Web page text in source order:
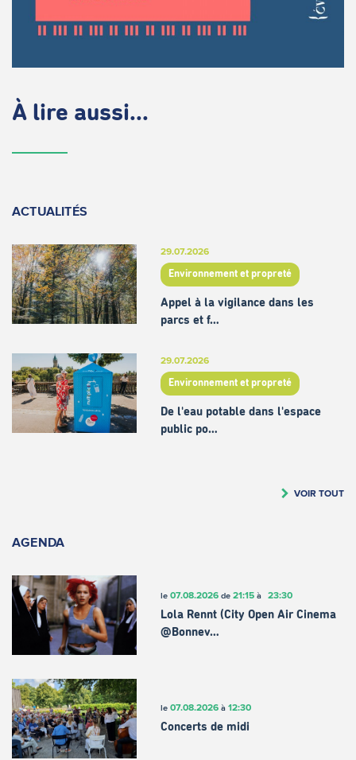
À lire aussi...
ACTUALITÉS
29.07.2026
Environnement et propreté
Appel à la vigilance dans les
parcs et f…
29.07.2026
Environnement et propreté
De l'eau potable dans l'espace
public po…
VOIR TOUT
AGENDA
le 07.08.2026de 21:15à 23:30
Lola Rennt (City Open Air Cinema
@Bonnev…
le 07.08.2026à 12:30
Concerts de midi